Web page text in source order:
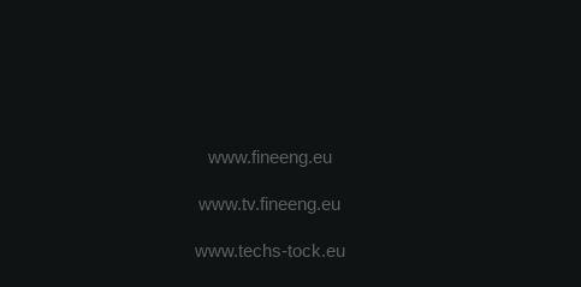
www.fineeng.eu
www.tv.fineeng.eu
www.techs-tock.eu